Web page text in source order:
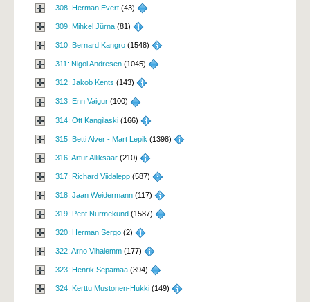
308: Herman Evert (43)
309: Mihkel Jürna (81)
310: Bernard Kangro (1548)
311: Nigol Andresen (1045)
312: Jakob Kents (143)
313: Enn Vaigur (100)
314: Ott Kangilaski (166)
315: Betti Alver - Mart Lepik (1398)
316: Artur Alliksaar (210)
317: Richard Viidalepp (587)
318: Jaan Weidermann (117)
319: Pent Nurmekund (1587)
320: Herman Sergo (2)
322: Arno Vihalemm (177)
323: Henrik Sepamaa (394)
324: Kerttu Mustonen-Hukki (149)